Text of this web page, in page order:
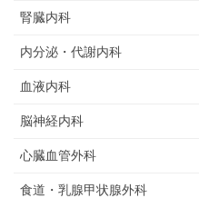
腎臓内科
内分泌・代謝内科
血液内科
脳神経内科
心臓血管外科
食道・乳腺甲状腺外科